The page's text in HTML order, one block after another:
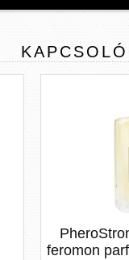
Your
parfüm nőknek